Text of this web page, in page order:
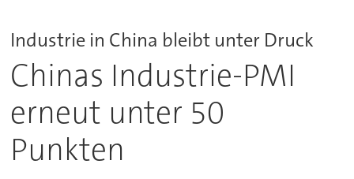
Industrie in China bleibt unter Druck
Chinas Industrie-PMI
erneut unter 50
Punkten